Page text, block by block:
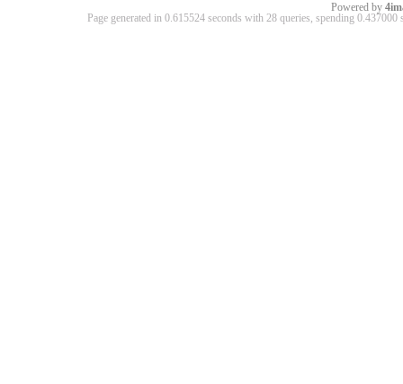
Powered by
Page generated in 0.615524 seconds with 28 queries, spending